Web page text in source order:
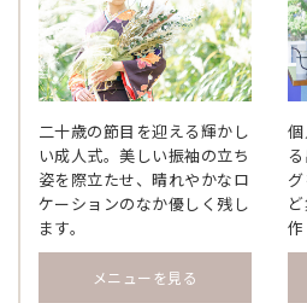
二十歳の節目を迎える輝かし
い成人式。美しい振袖の立ち
姿を際立たせ、晴れやかなロ
ケーションのなか優しく残し
ます。
メニューを見る
作